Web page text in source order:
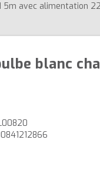
5m avec alimentation
blanc